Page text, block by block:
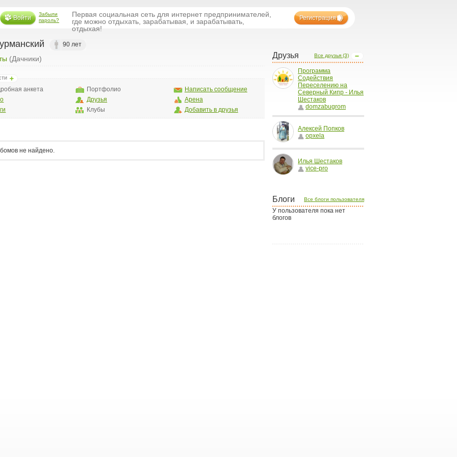
Войти
Забыли
пароль?
Первая социальная сеть для интернет предпринимателей,
где можно отдыхать, зарабатывая, и зарабатывать,
отдыхая!
Регистрация
Все друзья (3)
Друзья
Программа
Содействия
Переселению на
Северный Кипр - Илья
Шестаков
domzabugrom
Алексей Попков
opxela
Илья Шестаков
vice-pro
Все блоги пользователя
Блоги
У пользователя пока нет
блогов
90 лет
(Дачники)
анкета
Портфолио
Друзья
Клубы
Написать сообщение
Арена
Добавить в друзья
не найдено.